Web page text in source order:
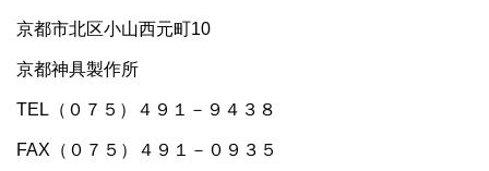
京都市北区小山西元町10
京都神具製作所
TEL（０７５）４９１－９４３８
FAX（０７５）４９１－０９３５